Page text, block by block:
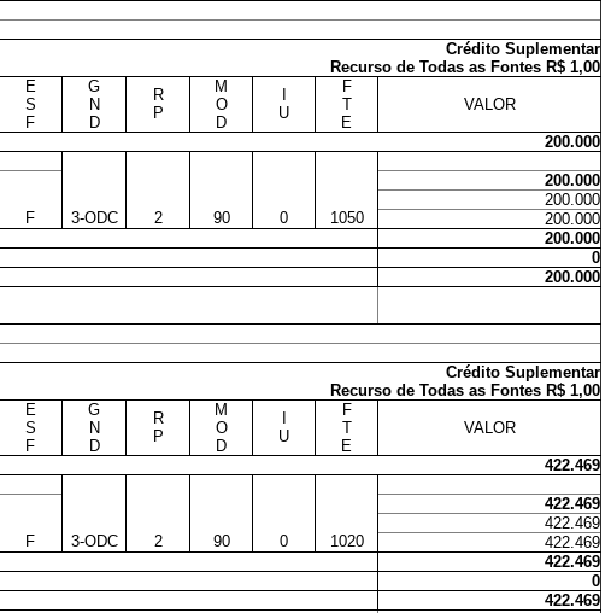
Crédito Suplementar
Recurso de Todas as Fontes R$ 1,00
E
S
F
G
N
D
R
P
M
O
D
U
F
T
E
VALOR
200.000
200.000
200.000
F
3-ODC 2 90 0 1050
200.000
200.000
0
200.000
Crédito Suplementar
Recurso de Todas as Fontes R$ 1,00
E
S
F
G
N
D
R
P
M
O
D
U
F
T
E
VALOR
422.469
422.469
422.469
F
3-ODC 2 90 0 1020
422.469
422.469
0
422.469